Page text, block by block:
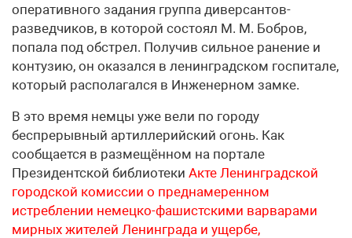
оперативного задания группа диверсантов-
разведчиков, в которой состоял М. М. Бобров,
попала под обстрел. Получив сильное ранение и
контузию, он оказался в ленинградском госпитале,
который располагался в Инженерном замке.
В это время немцы уже вели по городу
беспрерывный артиллерийский огонь. Как
сообщается в размещённом на портале
Президентской библиотеки Акте Ленинградской
городской комиссии о преднамеренном
истреблении немецко-фашистскими варварами
мирных жителей Ленинграда и ущербе,